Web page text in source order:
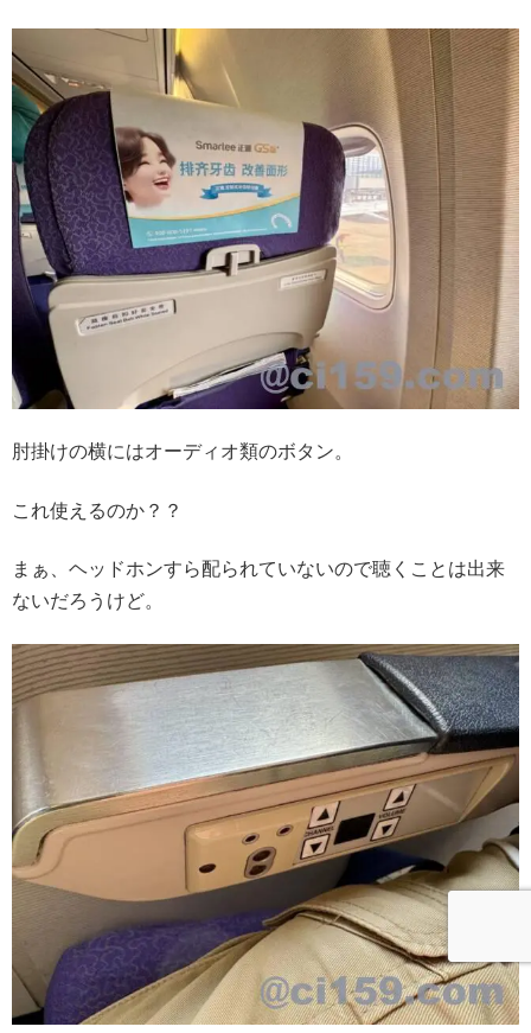
肘掛けの横にはオーディオ類のボタン。
これ使えるのか？？
まぁ、ヘッドホンすら配られていないので聴くことは出来
ないだろうけど。